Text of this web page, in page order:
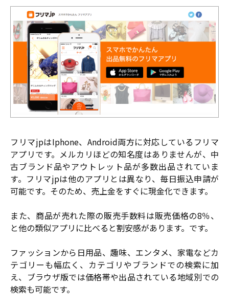
フリマjpはIphone、Android両方に対応しているフリマ
アプリです。メルカリほどの知名度はありませんが、中
古ブランド品やアウトレット品が多数出品されていま
す。フリマjpは他のアプリとは異なり、毎日振込申請が
可能です。そのため、売上金をすぐに現金化できます。
また、商品が売れた際の販売手数料は販売価格の8％、
と他の類似アプリに比べると割安感があります。です。
ファッションから日用品、趣味、エンタメ、家電などカ
テゴリーも幅広く、カテゴリやブランドでの検索に加
え、ブラウザ版では価格帯や出品されている地域別での
検索も可能です。